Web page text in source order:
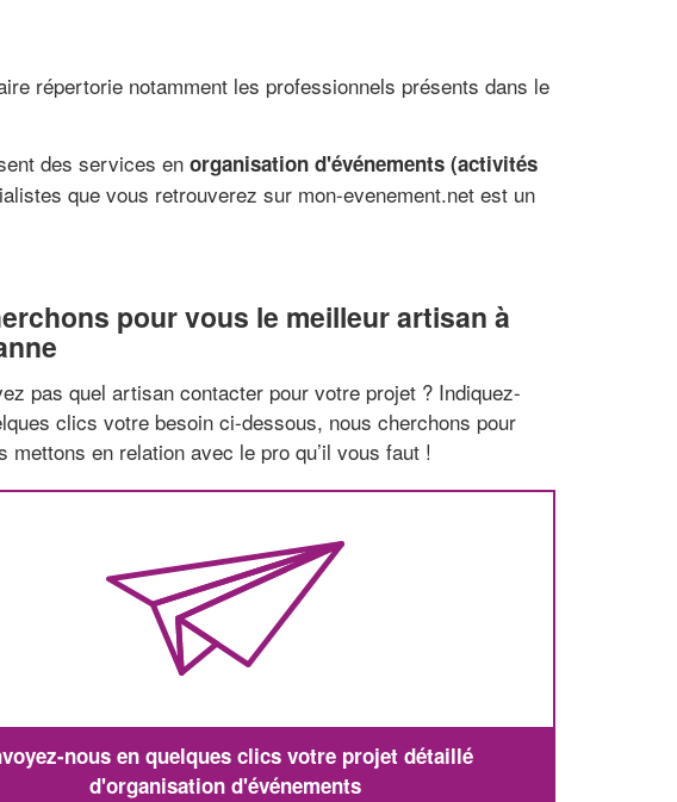
répertorie notamment les professionnels présents dans le
des services en organisation d'événements (activités
que vous retrouverez sur mon-evenement.net est un
pour vous le meilleur artisan à
pas quel artisan contacter pour votre projet ? Indiquez-
clics votre besoin ci-dessous, nous cherchons pour
mettons en relation avec le pro qu’il vous faut !
nous en quelques clics votre projet détaillé
d'organisation d'événements